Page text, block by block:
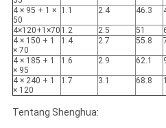
4 × 95 + 1 ×
50
1.1 2.4 46.3
4×120+1×70 1.2 2.5 51
4 × 150 + 1
× 70
1.4 2.7 55.8
4 × 185 + 1
× 95
1.6 2.9 62.1
4 × 240 + 1
× 120
1.7 3.1 68.8
Tentang Shenghua: